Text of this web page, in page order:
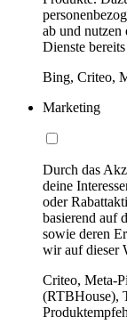
ab und nutzen
Dienste
Bing, Criteo,
Marketing
Durch das
deine
oder
basierend auf
sowie deren
wir auf dieser
Criteo, Meta-
(RTBHouse),